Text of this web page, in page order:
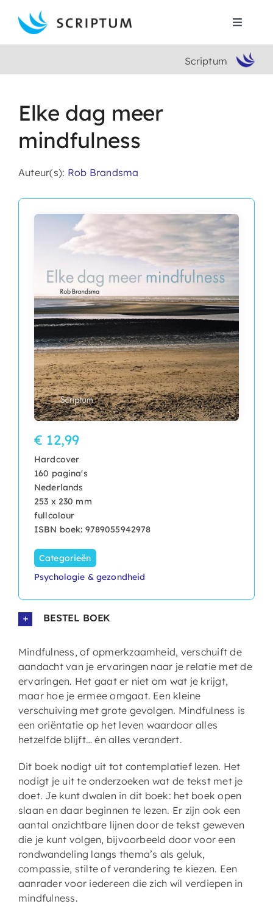
content
Toggle
Boeken
Auteurs
Search
Scriptum
Elke dag meer
mindfulness
Auteur(s): Rob Brandsma
€ 12,99
Hardcover
160 pagina's
Nederlands
253 x 230 mm
fullcolour
ISBN boek: 9789055942978
Categorieën
Psychologie & gezondheid
BESTEL BOEK
Mindfulness, of opmerkzaamheid, verschuift de
aandacht van je ervaringen naar je relatie met de
ervaringen. Het gaat er niet om wat je krijgt,
maar hoe je ermee omgaat. Een kleine
verschuiving met grote gevolgen. Mindfulness is
een oriëntatie op het leven waardoor alles
hetzelfde blijft… én alles verandert.
Dit boek nodigt uit tot contemplatief lezen. Het
nodigt je uit te onderzoeken wat de tekst met je
doet. Je kunt dwalen in dit boek: het boek open
slaan en daar beginnen te lezen. Er zijn ook een
aantal onzichtbare lijnen door de tekst geweven
die je kunt volgen, bijvoorbeeld door voor een
rondwandeling langs thema’s als geluk,
compassie, stilte of verandering te kiezen. Een
aanrader voor iedereen die zich wil verdiepen in
mindfulness.